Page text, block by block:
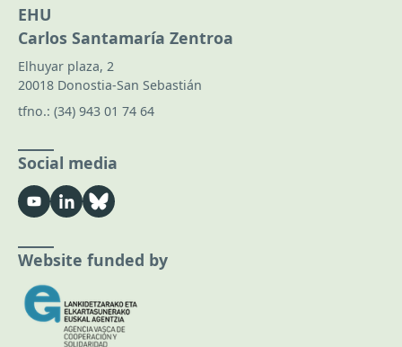
EHU
Carlos Santamaría Zentroa
Elhuyar plaza, 2
20018 Donostia-San Sebastián
tfno.: (34) 943 01 74 64
Social media
Website funded by